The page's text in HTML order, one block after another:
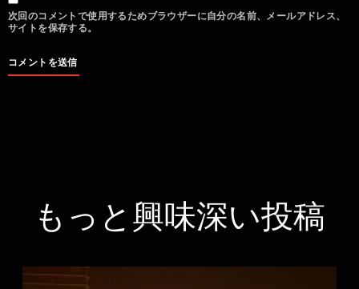
次回のコメントで使用するためブラウザーに自分の名前、メールアドレス、
サイトを保存する。
もっと興味深い投稿